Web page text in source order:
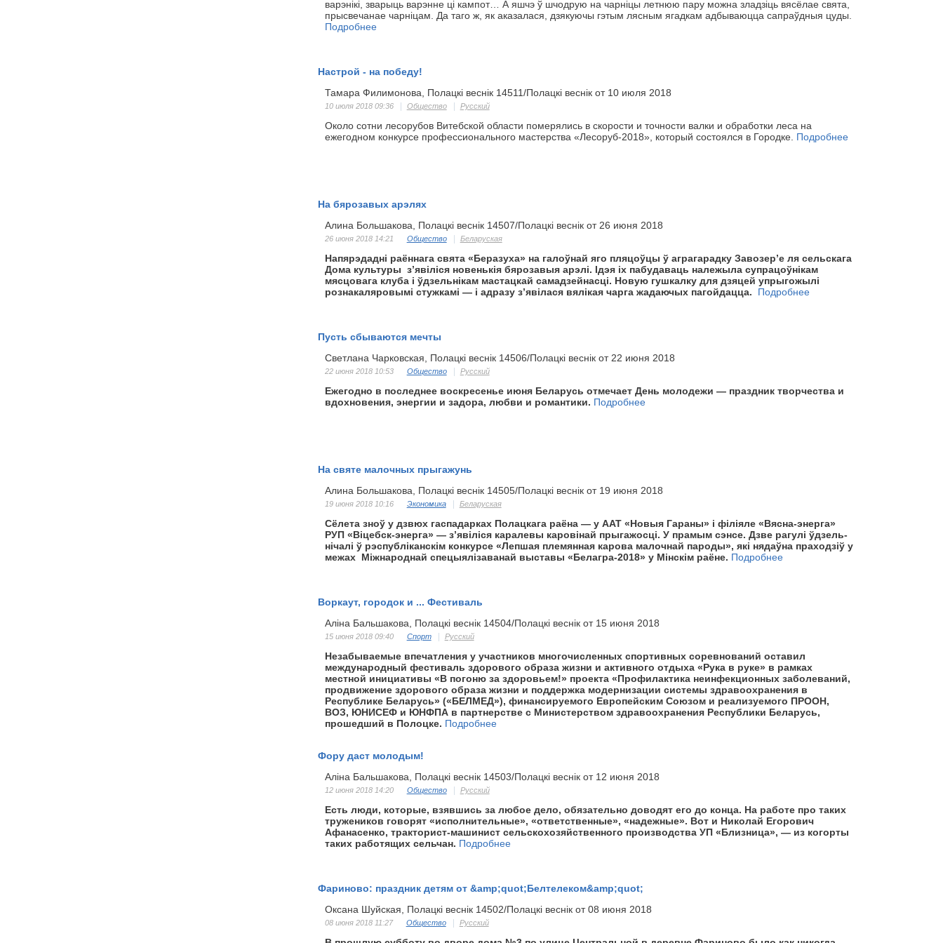
варэнікі, зварыць варэнне ці кампот… А яшчэ ў шчодрую на чарніцы летнюю пару можна зладзіць вясёлае свята,
прысвечанае чарніцам. Да таго ж, як аказалася, дзякуючы гэтым лясным ягадкам адбываюцца сапраўдныя цуды.
Подробнее
Настрой - на победу!
Тамара Филимонова, Полацкі веснік 14511/Полацкі веснік от 10 июля 2018
10 июля 2018 09:36 Общество Русский
Около сотни лесорубов Витебской области померялись в скорости и точно­сти валки и обработки леса на
ежегодном конкурсе профессионального мастер­ства «Лесоруб-2018», который состоялся в Городке. Подробнее
На бярозавых арэлях
Алина Большакова, Полацкі веснік 14507/Полацкі веснік от 26 июня 2018
26 июня 2018 14:21 Общество Беларуская
Напярэдадні раённага свята «Беразуха» на галоўнай яго пляцоўцы ў аграгарадку Завозер’е ля сельскага
Дома культуры з’явіліся новенькія бярозавыя арэлі. Ідэя іх пабудаваць належыла супрацоўнікам
мясцовага клуба і ўдзельнікам мастацкай самадзейнасці. Новую гушкалку для дзяцей упрыгожылі
рознакаляровымі стужкамі — і адразу з’явілася вялікая чарга жадаючых пагойдацца.
Подробнее
Пусть сбываются мечты
Светлана Чарковская, Полацкі веснік 14506/Полацкі веснік от 22 июня 2018
22 июня 2018 10:53 Общество Русский
Ежегодно в последнее воскресенье июня Беларусь отмечает День молодежи — праздник творчества и
вдохновения, энергии и задора, любви и романтики. Подробнее
На святе малочных прыгажунь
Алина Большакова, Полацкі веснік 14505/Полацкі веснік от 19 июня 2018
19 июня 2018 10:16 Экономика Беларуская
Сёлета зноў у дзвюх гаспадарках Полацкага раёна — у ААТ «Новыя Гараны» і філіяле «Вясна-энерга»
РУП «Віцебск-энерга» — з’явіліся каралевы каровінай прыгажосці. У прамым сэнсе. Дзве рагулі ўдзель­
нічалі ў рэспубліканскім конкурсе «Лепшая племянная карова малочнай пароды», які нядаўна праходзіў у
межах Міжнароднай спецыялізаванай выставы «Белагра-2018» у Мін­скім раёне. Подробнее
Воркаут, городок и ... Фестиваль
Аліна Бальшакова, Полацкі веснік 14504/Полацкі веснік от 15 июня 2018
15 июня 2018 09:40 Спорт Русский
Незабываемые впечатления у участников многочисленных спортивных соревнований оставил
международный фестиваль здорового образа жизни и активного отдыха «Рука в руке» в рамках
местной инициативы «В погоню за здоровьем!» проекта «Профилактика неинфекционных заболеваний,
продвижение здорового образа жизни и поддержка модернизации системы здравоохранения в
Республике Беларусь» («БЕЛМЕД»), финансируемого Европейским Союзом и реализуемого ПРООН,
ВОЗ, ЮНИСЕФ и ЮНФПА в партнерстве с Министерством здравоохранения Республики Беларусь,
прошедший в Полоцке. Подробнее
Фору даст молодым!
Аліна Бальшакова, Полацкі веснік 14503/Полацкі веснік от 12 июня 2018
12 июня 2018 14:20 Общество Русский
Есть люди, которые, взявшись за любое дело, обязательно доводят его до конца. На работе про таких
тружеников говорят «исполнительные», «ответственные», «надежные». Вот и Николай Егорович
Афанасенко, тракторист-машинист сельскохозяйственного производства УП «Близница», — из когорты
таких работящих сельчан. Подробнее
Фариново: праздник детям от &amp;quot;Белтелеком&amp;quot;
Оксана Шуйская, Полацкі веснік 14502/Полацкі веснік от 08 июня 2018
08 июня 2018 11:27 Общество Русский